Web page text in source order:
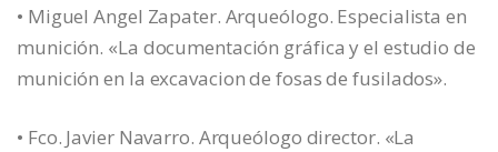
• Miguel Angel Zapater. Arqueólogo. Especialista en
munición. «La documentación gráfica y el estudio de
munición en la excavacion de fosas de fusilados».
• Fco. Javier Navarro. Arqueólogo director. «La